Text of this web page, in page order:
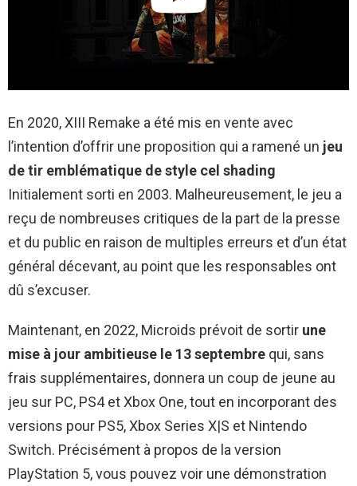
En 2020, XIII Remake a été mis en vente avec
l’intention d’offrir une proposition qui a ramené un jeu
de tir emblématique de style cel shading
Initialement sorti en 2003. Malheureusement, le jeu a
reçu de nombreuses critiques de la part de la presse
et du public en raison de multiples erreurs et d’un état
général décevant, au point que les responsables ont
dû s’excuser.
Maintenant, en 2022, Microids prévoit de sortir une
mise à jour ambitieuse le 13 septembre qui, sans
frais supplémentaires, donnera un coup de jeune au
jeu sur PC, PS4 et Xbox One, tout en incorporant des
versions pour PS5, Xbox Series X|S et Nintendo
Switch. Précisément à propos de la version
PlayStation 5, vous pouvez voir une démonstration